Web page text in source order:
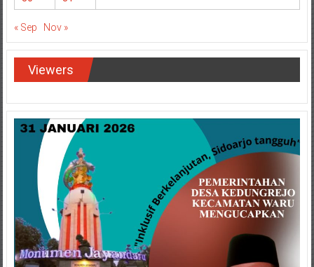
« Sep Nov »
Viewers